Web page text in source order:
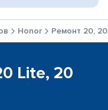
Honor Ремонт 20,
Lite, 20